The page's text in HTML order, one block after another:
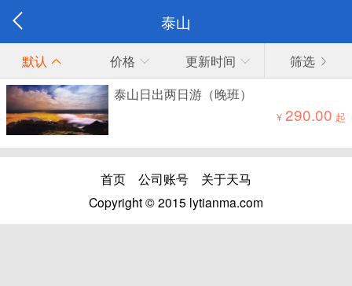
泰山
默认 价格 更新时间
筛选
泰山日出两日游（晚班）
¥290.00 起
首页 公司账号
关于天马
Copyright © 2015 lytianma.com